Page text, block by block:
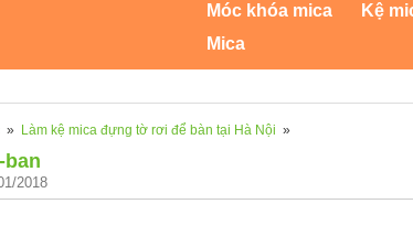
Móc khóa mica
Kệ
Mica
» Làm kệ mica đựng tờ rơi để bàn tại Hà Nội »
ban
2018